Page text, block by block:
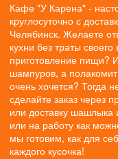
Кафе "У Карена" -
круглосуточно с
Челябинск. Желаете
кухни без траты
приготовление пищи?
шампуров, а
очень хочется? Тогда
сделайте заказ через
или доставку
или на работу как
мы готовим, как для
каждого кусочка!